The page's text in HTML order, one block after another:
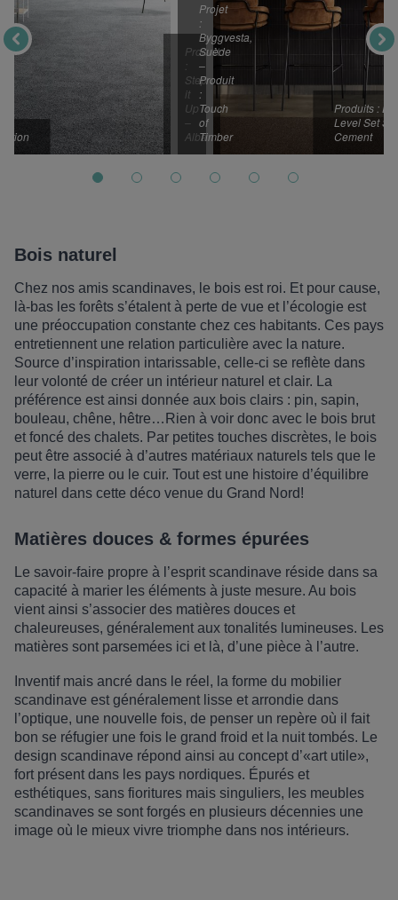
Produit
:
Step
it
Up
–
Alba
Projet
:
Byggvesta,
Suède
–
Produit
:
Touch
of
Timber
Produits :
Level Set
Cement
Bois naturel
Chez nos amis scandinaves, le bois est roi. Et pour cause,
à-bas les forêts s’étalent à perte de vue et l’écologie est
une préoccupation constante chez ces habitants. Ces pays
entretiennent une relation particulière avec la nature.
Source d’inspiration intarissable, celle-ci se reflète dans
leur volonté de créer un intérieur naturel et clair. La
préférence est ainsi donnée aux bois clairs : pin, sapin,
bouleau, chêne, hêtre… Rien à voir donc avec le bois brut
et foncé des chalets. Par petites touches discrètes, le bois
peut être associé à d’autres matériaux naturels tels que le
verre, la pierre ou le cuir. Tout est une histoire d’équilibre
naturel dans cette déco venue du Grand Nord!
Matières douces & formes épurées
Le savoir-faire propre à l’esprit scandinave réside dans sa
capacité à marier les é éments à juste mesure. Au bois
vient ainsi s’associer des matières douces et
chaleureuses, généralement aux tonalités lumineuses. Les
matières sont parsemées ici et l à, d’une pièce à l’autre.
Inventif mais ancré dans le réel, la forme du mobilier
scandinave est généralement lisse et arrondie dans
’optique, une nouvelle fois, de penser un repère où il fait
bon se réfugier une fois le grand froid et la nuit tombés. Le
design scandinave répond ainsi au concept d’«art utile»,
fort présent dans les pays nordiques. Épurés et
esthétiques, sans fioritures mais singuliers, les meubles
scandinaves se sont forgés en plusieurs décennies une
image où le mieux vivre triomphe dans nos intérieurs.